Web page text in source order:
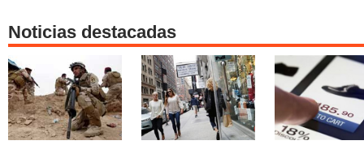
Noticias destacadas